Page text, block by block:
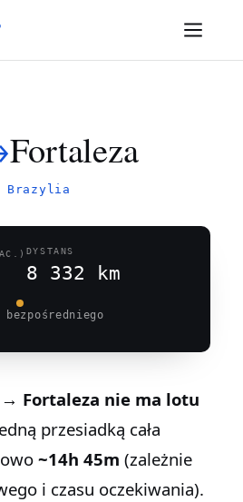
Fortaleza
Brazylia
DYSTANS
8 332 km
Fortaleza nie ma lotu
przesiadką cała
~14h 45m (zależnie
i czasu oczekiwania).